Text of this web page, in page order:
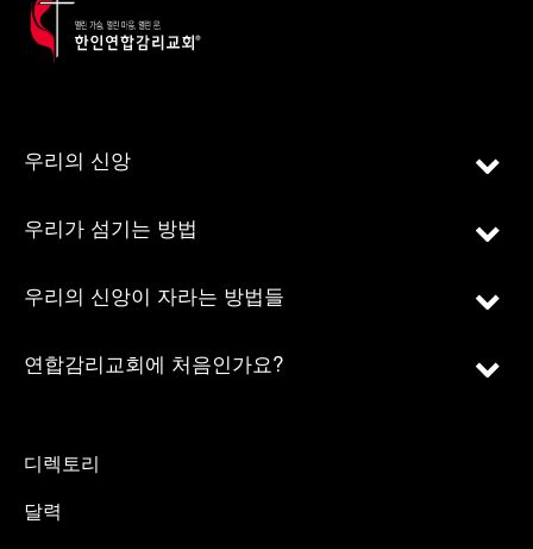
우리의 신앙
우리가 섬기는 방법
우리의 신앙이 자라는 방법들
연합감리교회에 처음인가요?
디렉토리
달력